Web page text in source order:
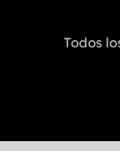
Todos